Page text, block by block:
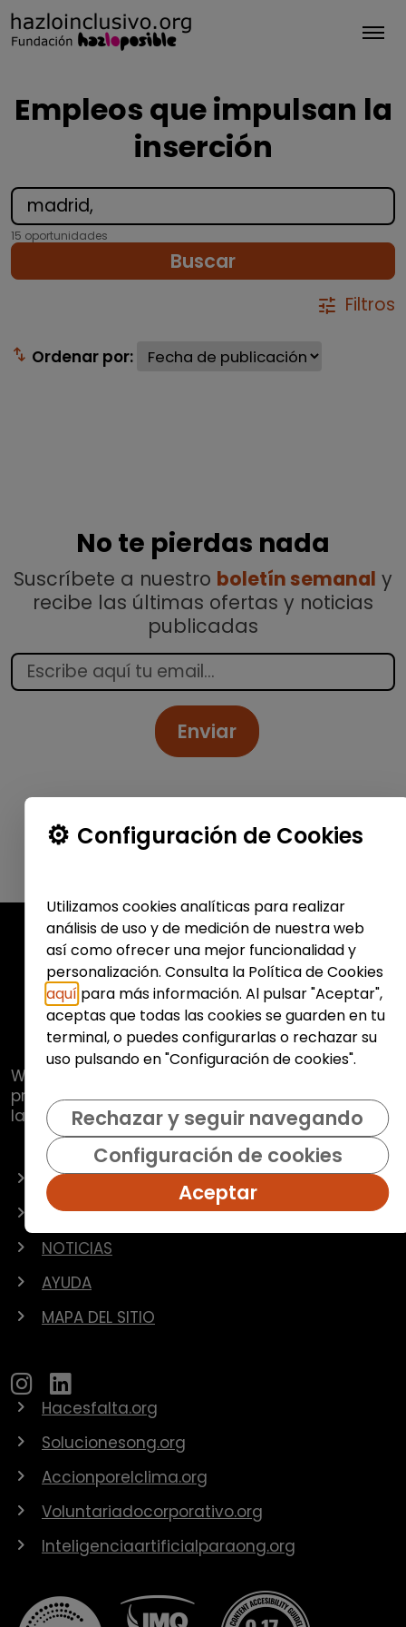
Empleos que impulsan la
inserción
15 oportunidades
Buscar
tune Filtros
swap_vert Ordenar por:
No te pierdas nada
Suscríbete a nuestro boletín semanal y
recibe las últimas ofertas y noticias
publicadas
Enviar
Web de
pretende promover y fomentar la inclusión
laboral de colectivos vulnerables.
OFERTAS
EMPRESAS
NOTICIAS
AYUDA
MAPA DEL SITIO
Hacesfalta.org
Solucionesong.org
Accionporelclima.org
Voluntariadocorporativo.org
Inteligenciaartificialparaong.org
Configuración de Cookies
Utilizamos cookies analíticas para realizar
análisis de uso y de medición de nuestra web
así como ofrecer una mejor funcionalidad y
personalización. Consulta la Política de Cookies
aquí para más información. Al pulsar "Aceptar",
aceptas que todas las cookies se guarden en tu
terminal, o puedes configurarlas o rechazar su
uso pulsando en "Configuración de cookies".
Rechazar y seguir navegando
Configuración de cookies
Aceptar